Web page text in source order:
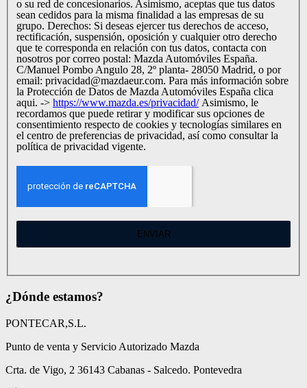
o su red de concesionarios. Asimismo, aceptas que tus datos
sean cedidos para la misma finalidad a las empresas de su
grupo. Derechos: Si deseas ejercer tus derechos de acceso,
rectificación, suspensión, oposición y cualquier otro derecho
que te corresponda en relación con tus datos, contacta con
nosotros por correo postal: Mazda Automóviles España.
C/Manuel Pombo Angulo 28, 2º planta- 28050 Madrid, o por
email: privacidad@mazdaeur.com. Para más información sobre
la Protección de Datos de Mazda Automóviles España clica
aqui. -> https://www.mazda.es/privacidad/Asimismo, le
recordamos que puede retirar y modificar sus opciones de
consentimiento respecto de cookies y tecnologías similares en
el centro de preferencias de privacidad, así como consultar la
política de privacidad vigente.
ENVIAR
¿Dónde estamos?
PONTECAR,S.L.
Punto de venta y Servicio Autorizado Mazda
Crta. de Vigo, 2 36143 Cabanas - Salcedo. Pontevedra